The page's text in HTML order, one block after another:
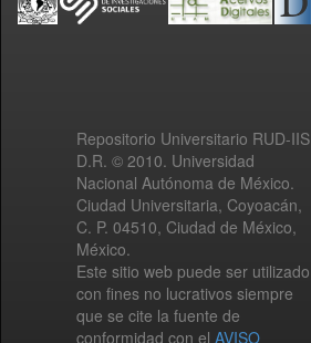
Repositorio Universitario RUD-IIS
D.R. © 2010. Universidad
Nacional Autónoma de México.
Ciudad Universitaria, Coyoacán,
C. P. 04510, Ciudad de México,
México.
Este sitio web puede ser utilizado
con fines no lucrativos siempre
que se cite la fuente de
conformidad con el AVISO